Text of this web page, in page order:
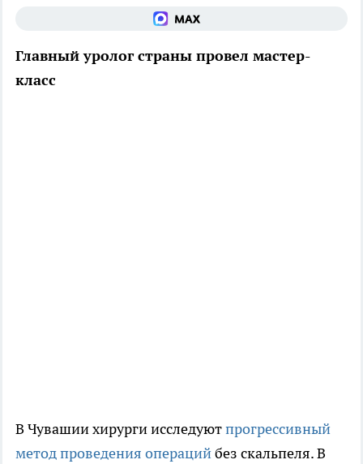
Главный уролог страны провел мастер-
класс
В Чувашии хирурги исследуютпрогрессивный
метод проведения операцийбез скальпеля. В